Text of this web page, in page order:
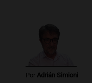
Audio.
Marcelo
Deportes Rosario
Episodios
Por Adrián Simioni